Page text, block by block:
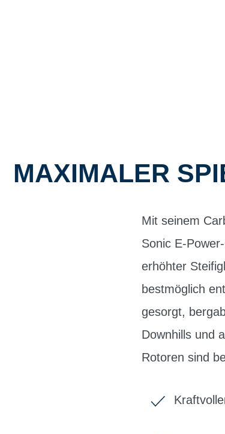
MAXIMALER
Mit seinem
Sonic E-
erhöhter
bestmöglich
gesorgt,
Downhills und
Rotoren sind